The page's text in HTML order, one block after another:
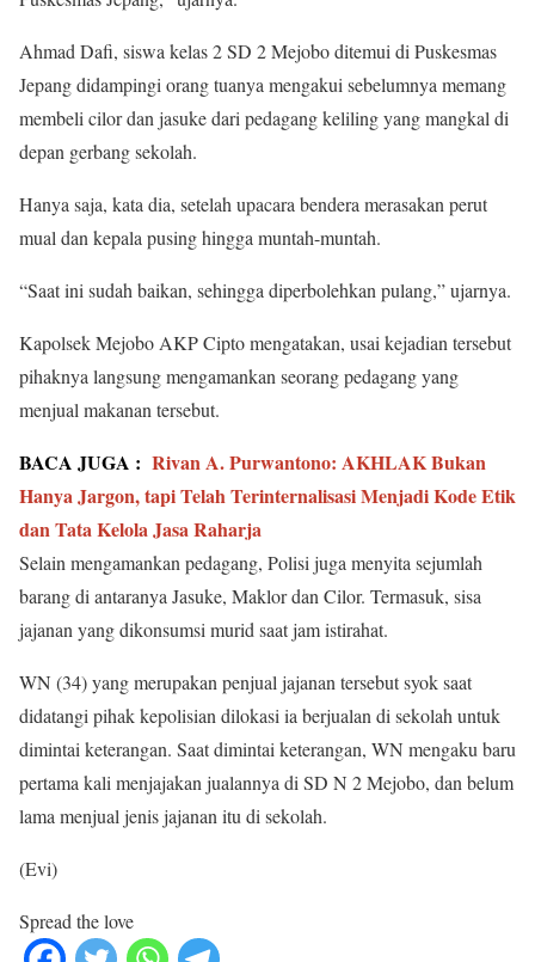
Ahmad Dafi, siswa kelas 2 SD 2 Mejobo ditemui di Puskesmas
Jepang didampingi orang tuanya mengakui sebelumnya memang
membeli cilor dan jasuke dari pedagang keliling yang mangkal di
depan gerbang sekolah.
Hanya saja, kata dia, setelah upacara bendera merasakan perut
mual dan kepala pusing hingga muntah-muntah.
“Saat ini sudah baikan, sehingga diperbolehkan pulang,” ujarnya.
Kapolsek Mejobo AKP Cipto mengatakan, usai kejadian tersebut
pihaknya langsung mengamankan seorang pedagang yang
menjual makanan tersebut.
BACA JUGA : Rivan A. Purwantono: AKHLAK Bukan
Hanya Jargon, tapi Telah Terinternalisasi Menjadi Kode Etik
dan Tata Kelola Jasa Raharja
Selain mengamankan pedagang, Polisi juga menyita sejumlah
barang di antaranya Jasuke, Maklor dan Cilor. Termasuk, sisa
jajanan yang dikonsumsi murid saat jam istirahat.
WN (34) yang merupakan penjual jajanan tersebut syok saat
didatangi pihak kepolisian dilokasi ia berjualan di sekolah untuk
dimintai keterangan. Saat dimintai keterangan, WN mengaku baru
pertama kali menjajakan jualannya di SD N 2 Mejobo, dan belum
lama menjual jenis jajanan itu di sekolah.
(Evi)
Spread the love